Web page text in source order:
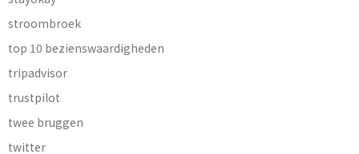
stroombroek
top 10 bezienswaardigheden
tripadvisor
trustpilot
twee bruggen
twitter